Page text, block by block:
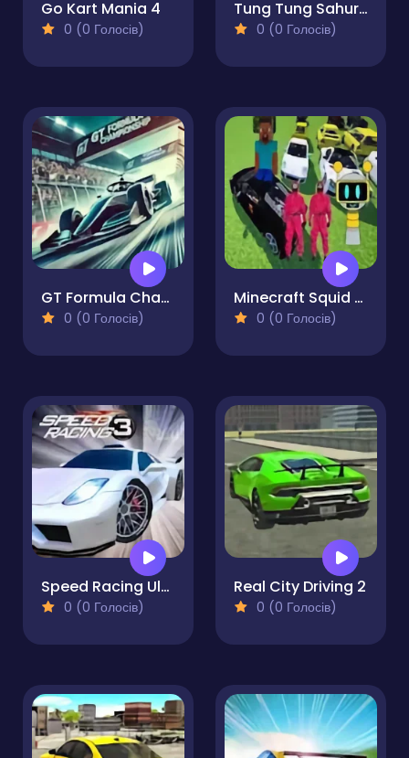
Go Kart Mania 4
0 (0 Голосів)
Tung Tung Sahur Kart
0 (0 Голосів)
GT Formula Championship
0 (0 Голосів)
Minecraft Squid Sprunki Drift Multiplayer
0 (0 Голосів)
Speed Racing Ultimate 3
0 (0 Голосів)
Real City Driving 2
0 (0 Голосів)